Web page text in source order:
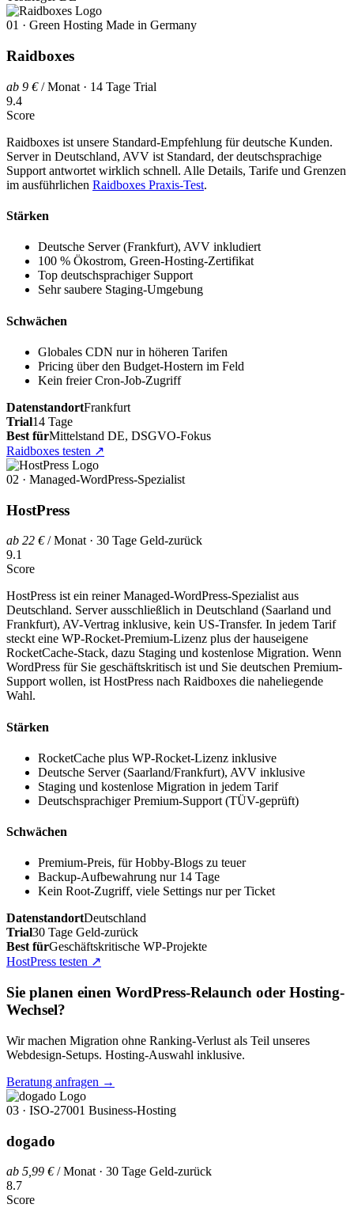
01 · Green Hosting Made in Germany
Raidboxes
ab 9 €/ Monat · 14 Tage Trial
9.4
Score
Raidboxes ist unsere Standard-Empfehlung für deutsche Kunden.
Server in Deutschland, AVV ist Standard, der deutschsprachige
Support antwortet wirklich schnell. Alle Details, Tarife und Grenzen
im ausführlichen Raidboxes Praxis-Test.
Stärken
Deutsche Server (Frankfurt), AVV inkludiert
100 % Ökostrom, Green-Hosting-Zertifikat
Top deutschsprachiger Support
Sehr saubere Staging-Umgebung
Schwächen
Globales CDN nur in höheren Tarifen
Pricing über den Budget-Hostern im Feld
Kein freier Cron-Job-Zugriff
DatenstandortFrankfurt
Trial14 Tage
Best fürMittelstand DE, DSGVO-Fokus
Raidboxes testen ↗
02 · Managed-WordPress-Spezialist
HostPress
ab 22 €/ Monat · 30 Tage Geld-zurück
9.1
Score
HostPress ist ein reiner Managed-WordPress-Spezialist aus
Deutschland. Server ausschließlich in Deutschland (Saarland und
Frankfurt), AV-Vertrag inklusive, kein US-Transfer. In jedem Tarif
steckt eine WP-Rocket-Premium-Lizenz plus der hauseigene
RocketCache-Stack, dazu Staging und kostenlose Migration. Wenn
WordPress für Sie geschäftskritisch ist und Sie deutschen Premium-
Support wollen, ist HostPress nach Raidboxes die naheliegende
Wahl.
Stärken
RocketCache plus WP-Rocket-Lizenz inklusive
Deutsche Server (Saarland/Frankfurt), AVV inklusive
Staging und kostenlose Migration in jedem Tarif
Deutschsprachiger Premium-Support (TÜV-geprüft)
Schwächen
Premium-Preis, für Hobby-Blogs zu teuer
Backup-Aufbewahrung nur 14 Tage
Kein Root-Zugriff, viele Settings nur per Ticket
DatenstandortDeutschland
Trial30 Tage Geld-zurück
Best fürGeschäftskritische WP-Projekte
HostPress testen ↗
Sie planen einen WordPress-Relaunch oder Hosting-
Wechsel?
Wir machen Migration ohne Ranking-Verlust als Teil unseres
Webdesign-Setups. Hosting-Auswahl inklusive.
Beratung anfragen →
03 · ISO-27001 Business-Hosting
dogado
ab 5,99 €/ Monat · 30 Tage Geld-zurück
8.7
Score